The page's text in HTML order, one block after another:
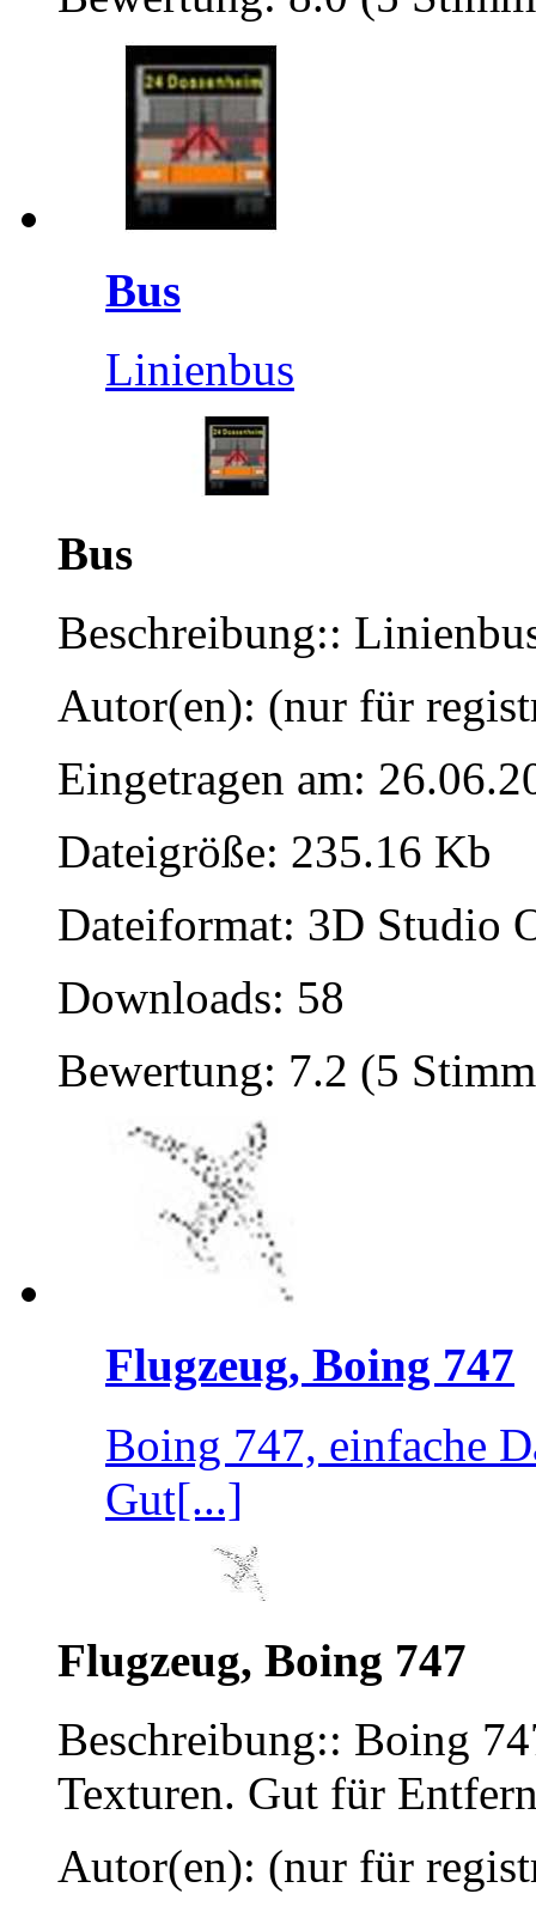
Bus
Linienbus
Bus
Beschreibung::
Autor(en): (nur für
Eingetragen am:
Dateigröße: 235.16 Kb
Dateiformat: 3D Studio
Downloads: 58
Bewertung: 7.2 (5
Flugzeug, Boing 747
Boing 747, einfache
Gut[...]
Flugzeug, Boing 747
Beschreibung:: Boing
Texturen. Gut für
Autor(en): (nur für